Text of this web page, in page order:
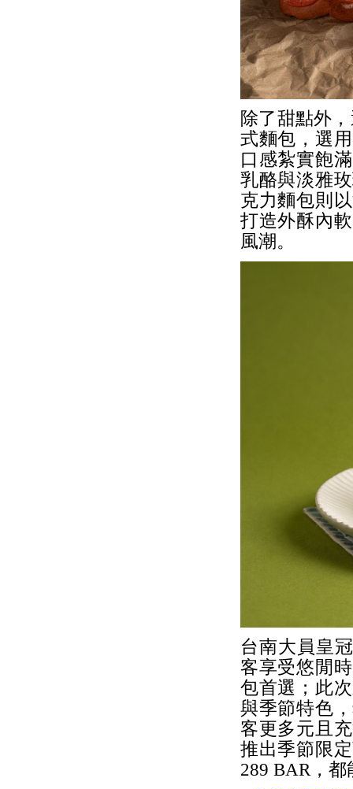
除了甜點外
式麵包，選
口感紮實飽
乳酪與淡雅
克力麵包則
打造外酥內
風潮。
台南大員皇
客享受悠閒
包首選；此
與季節特色
客更多元且
推出季節限
289 BAR，